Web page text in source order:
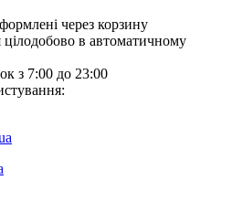
через корзину
цілодобово в автоматичному
з 7:00 до 23:00